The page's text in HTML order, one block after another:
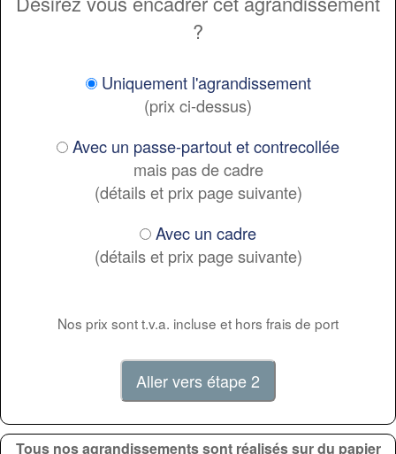
?
Uniquement l'agrandissement
(prix ci-dessus)
Avec un passe-partout et contrecollée
mais pas de cadre
(détails et prix page suivante)
Avec un cadre
(détails et prix page suivante)
Nos prix sont t.v.a. incluse et hors frais de port
Tous nos agrandissements sont réalisés sur du papier